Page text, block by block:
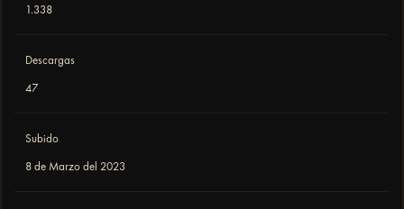
1.338
Descargas
47
Subido
8 de Marzo del 2023